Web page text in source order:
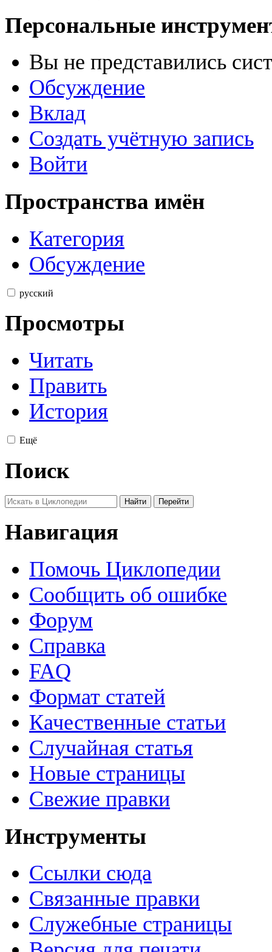
Персональные
Вы не представились
Обсуждение
Вклад
Создать учётную запись
Войти
Пространства имён
Категория
Обсуждение
русский
Просмотры
Читать
Править
История
Ещё
Поиск
Навигация
Помочь Циклопедии
Сообщить об ошибке
Форум
Справка
FAQ
Формат статей
Качественные статьи
Случайная статья
Новые страницы
Свежие правки
Инструменты
Ссылки сюда
Связанные правки
Служебные страницы